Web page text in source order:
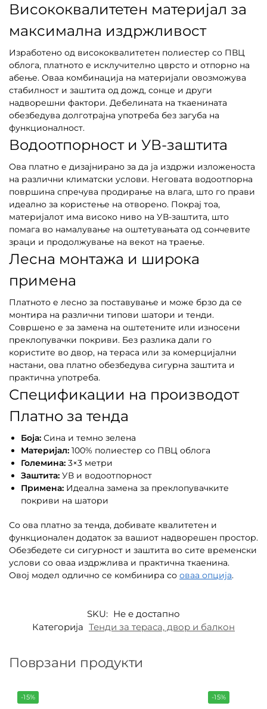
Висококвалитетен материјал за
максимална издржливост
Изработено од висококвалитетен полиестер со ПВЦ
облога, платното е исклучително цврсто и отпорно на
абење. Оваа комбинација на материјали овозможува
стабилност и заштита од дожд, сонце и други
надворешни фактори. Дебелината на ткаенината
обезбедува долготрајна употреба без загуба на
функционалност.
Водоотпорност и УВ-заштита
Ова платно е дизајнирано за да ја издржи изложеноста
на различни климатски услови. Неговата водоотпорна
површина спречува продирање на влага, што го прави
идеално за користење на отворено. Покрај тоа,
материјалот има високо ниво на УВ-заштита, што
помага во намалување на оштетувањата од сончевите
зраци и продолжување на векот на траење.
Лесна монтажа и широка
примена
Платното е лесно за поставување и може брзо да се
монтира на различни типови шатори и тенди.
Совршено е за замена на оштетените или износени
преклопувачки покриви. Без разлика дали го
користите во двор, на тераса или за комерцијални
настани, ова платно обезбедува сигурна заштита и
практична употреба.
Спецификации на производот
Платно за тенда
Боја: Сина и темно зелена
Материјал: 100% полиестер со ПВЦ облога
Големина: 3×3 метри
Заштита: УВ и водоотпорност
Примена: Идеална замена за преклопувачките
покриви на шатори
Со ова платно за тенда, добивате квалитетен и
функционален додаток за вашиот надворешен простор.
Обезбедете си сигурност и заштита во сите временски
услови со оваа издржлива и практична ткаенина.
Овој модел одлично се комбинира со оваа опција.
SKU: Не е достапно
Категорија Тенди за тераса, двор и балкон
Поврзани продукти
-15% -15%